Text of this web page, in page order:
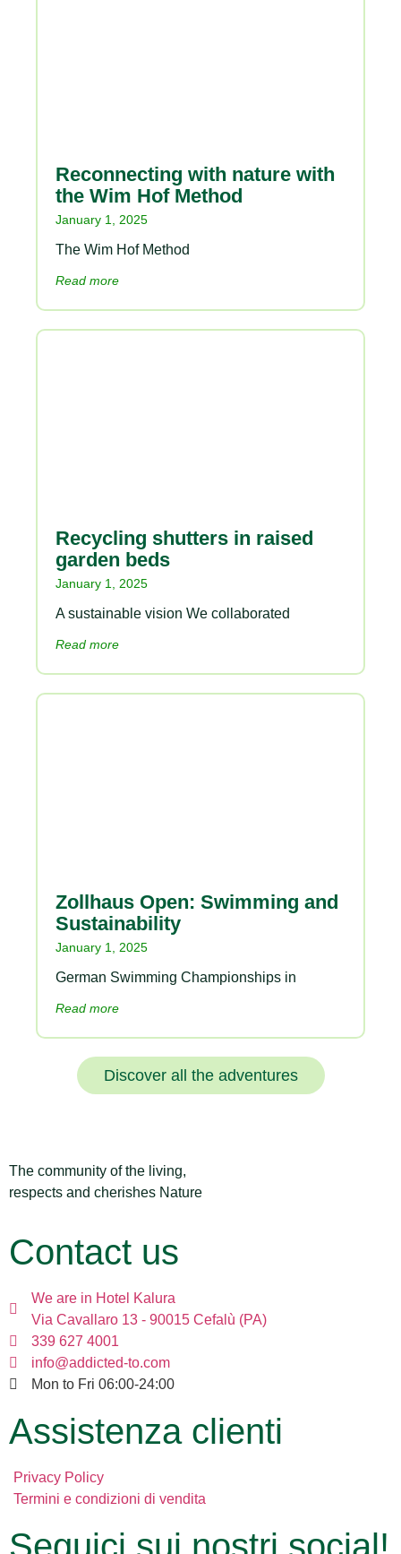
Reconnecting with nature with
the Wim Hof Method
January 1, 2025
The Wim Hof Method
Read more
Recycling shutters in raised
garden beds
January 1, 2025
A sustainable vision We collaborated
Read more
Zollhaus Open: Swimming and
Sustainability
January 1, 2025
German Swimming Championships in
Read more
Discover all the adventures
The community of the living,
respects and cherishes Nature
Contact us
We are in Hotel Kalura
Via Cavallaro 13 - 90015 Cefalù (PA)
339 627 4001
info@addicted-to.com
Mon to Fri 06:00-24:00
Assistenza clienti
Privacy Policy
Termini e condizioni di vendita